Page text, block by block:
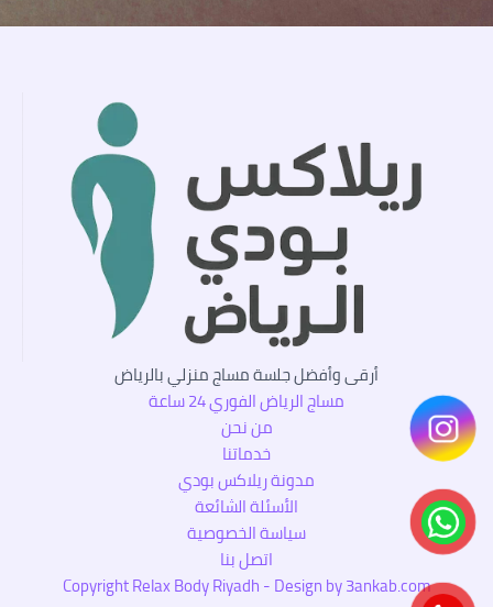
أرقى وأفضل جلسة مساج منزلي بالرياض
مساج الرياض الفوري 24 ساعة
من نحن
خدماتنا
مدونة ريلاكس بودي
الأسئلة الشائعة
سياسة الخصوصية
اتصل بنا
Copyright Relax Body Riyadh - Design by 3ankab.com